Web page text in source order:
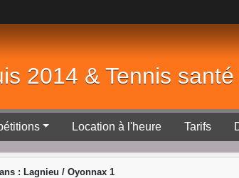
2014 & Tennis
Location à l'heure Tarifs
: Lagnieu / Oyonnax 1